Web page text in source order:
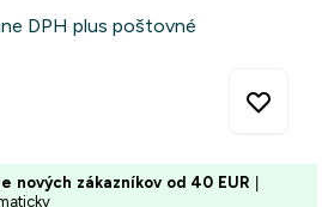
DPH plus poštovné
nových zákazníkov od 40 EUR